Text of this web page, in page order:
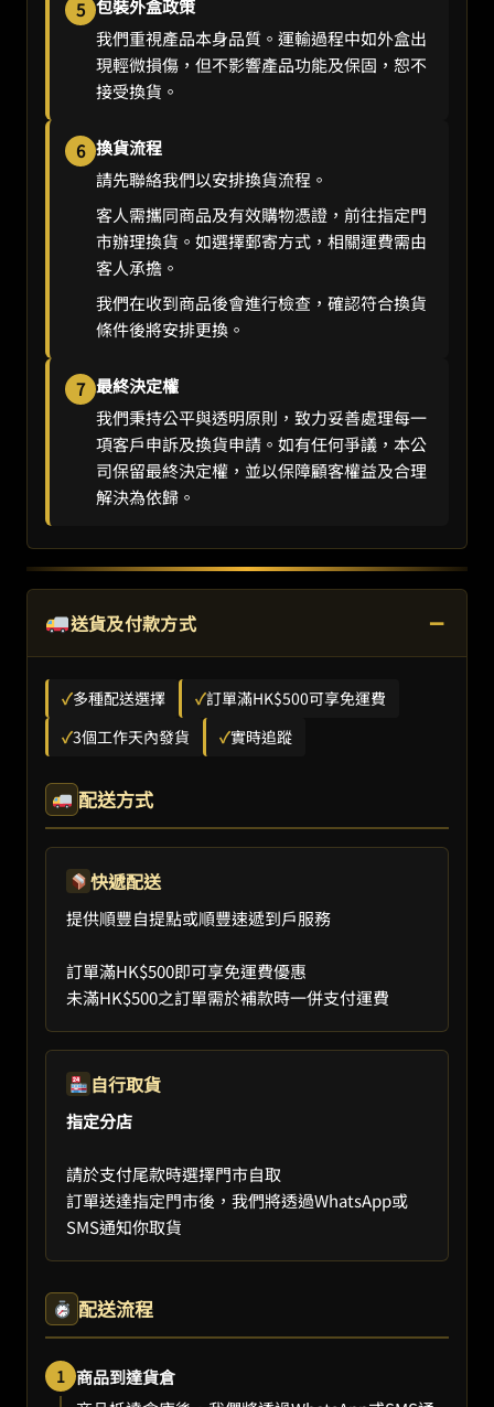
5 包裝外盒政策
我們重視產品本身品質。運輸過程中如外盒出
現輕微損傷，但不影響產品功能及保固，恕不
接受換貨。
6 換貨流程
請先聯絡我們以安排換貨流程。
客人需攜同商品及有效購物憑證，前往指定門
市辦理換貨。如選擇郵寄方式，相關運費需由
客人承擔。
我們在收到商品後會進行檢查，確認符合換貨
條件後將安排更換。
7 最終決定權
我們秉持公平與透明原則，致力妥善處理每一
項客戶申訴及換貨申請。如有任何爭議，本公
司保留最終決定權，並以保障顧客權益及合理
解決為依歸。
送貨及付款方式 −
✓多種配送選擇 ✓訂單滿HK$500可享免運費
✓3個工作天內發貨 ✓實時追蹤
配送方式
快遞配送
提供順豐自提點或順豐速遞到戶服務
訂單滿HK$500即可享免運費優惠
未滿HK$500之訂單需於補款時一併支付運費
自行取貨
指定分店
請於支付尾款時選擇門市自取
訂單送達指定門市後，我們將透過WhatsApp或
SMS通知你取貨
配送流程
1 商品到達貨倉